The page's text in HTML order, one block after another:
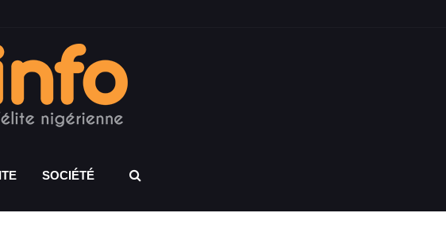
SOCIÉTÉ